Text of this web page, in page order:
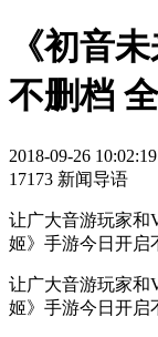
《初音
不删档
2018-09-26 10:02:19
17173 新闻导语
让广大音游玩家和
姬》手游今日开启
让广大音游玩家和
姬》手游今日开启